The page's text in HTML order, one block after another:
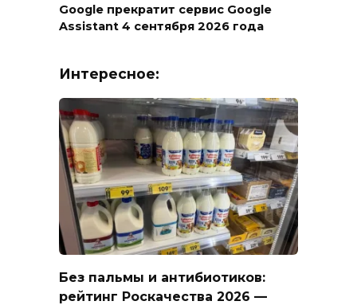
Google прекратит сервис Google
Assistant 4 сентября 2026 года
Интересное:
Без пальмы и антибиотиков:
рейтинг Роскачества 2026 —